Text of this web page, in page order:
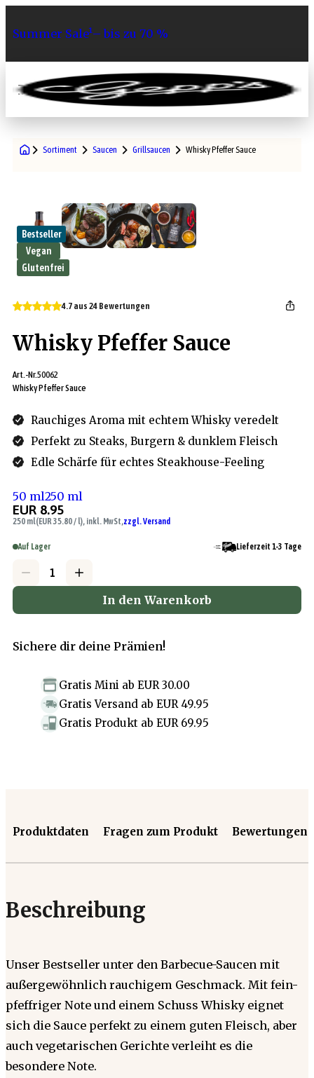
Summer Sale¹– bis zu 70 %
0
Sortiment Saucen Grillsaucen Whisky Pfeffer Sauce
Bestseller
Vegan
Glutenfrei
4.7 aus 24 Bewertungen
Whisky Pfeffer Sauce
Art.-Nr.50062
Whisky Pfeffer Sauce
Rauchiges Aroma mit echtem Whisky veredelt
Perfekt zu Steaks, Burgern & dunklem Fleisch
Edle Schärfe für echtes Steakhouse-Feeling
50 ml250 ml
EUR 8.95
250 ml(EUR 35.80 / l), inkl. MwSt,zzgl. Versand
Auf Lager Lieferzeit 1-3 Tage
In den Warenkorb
Sichere dir deine Prämien!
Gratis Mini ab EUR 30.00
Gratis Versand ab EUR 49.95
Gratis Produkt ab EUR 69.95
Produktdaten Fragen zum Produkt Bewertungen
Beschreibung
Unser Bestseller unter den Barbecue-Saucen mit
außergewöhnlich rauchigem Geschmack. Mit fein-
pfeffriger Note und einem Schuss Whisky eignet
sich die Sauce perfekt zu einem guten Fleisch, aber
auch vegetarischen Gerichte verleiht es die
besondere Note.